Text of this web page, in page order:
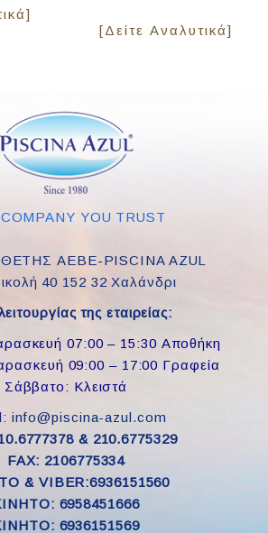
[Δείτε Αναλυτικά]
YOU TRUST
ΑΕΒΕ-PISCINA AZUL
40 152 32 Χαλάνδρι
της εταιρείας:
07:00 – 15:30 Αποθήκη
09:00 – 17:00 Γραφεία
Σάββατο: Κλειστά
info@piscina-azul.com
& 210.6775329
FAX: 2106775334
& VIBER:6936151560
6958451666
6936151569